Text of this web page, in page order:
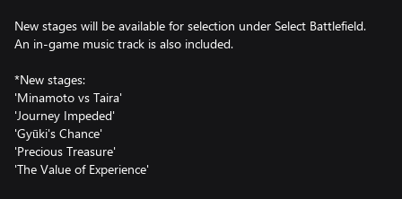
New stages will be available for selection under Select Battlefield.
An in-game music track is also included.
*New stages:
'Minamoto vs Taira'
'Journey Impeded'
'Gyūki's Chance'
'Precious Treasure'
'The Value of Experience'